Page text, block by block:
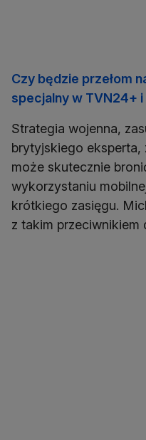
Czy będzie przełom
specjalny w TVN24+
Strategia wojenna,
brytyjskiego eksperta,
może skutecznie
wykorzystaniu
krótkiego zasięgu.
z takim przeciwnikiem